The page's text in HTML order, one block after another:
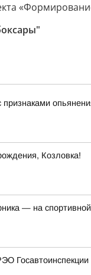
признаками
Козловка!
— на